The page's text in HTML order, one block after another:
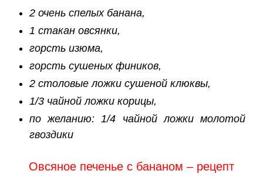
2 очень спелых банана,
1 стакан овсянки,
горсть изюма,
горсть сушеных фиников,
2 столовые ложки сушеной клюквы,
1/3 чайной ложки корицы,
по желанию: 1/4 чайной ложки молотой
гвоздики
Овсяное печенье с бананом – рецепт